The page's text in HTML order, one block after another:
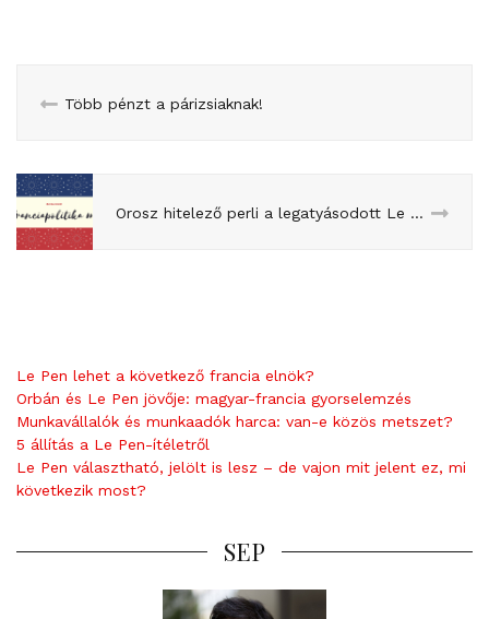
Több pénzt a párizsiaknak!
Orosz hitelező perli a legatyásodott Le Penéket
Le Pen lehet a következő francia elnök?
Orbán és Le Pen jövője: magyar-francia gyorselemzés
Munkavállalók és munkaadók harca: van-e közös metszet?
5 állítás a Le Pen-ítéletről
Le Pen választható, jelölt is lesz – de vajon mit jelent ez, mi
következik most?
SEP